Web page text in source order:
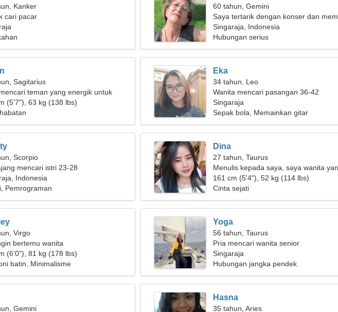
Kanker
cari pacar
60 tahun, Gemini
Saya tertarik dengan konser dan
Singaraja, Indonesia
Hubungan serius
Sagitarius
teman yang energik untuk
ski bersama
(5'7"), 63 kg (138 lbs)
Eka
34 tahun, Leo
Wanita mencari pasangan 36-42
Singaraja
Sepak bola, Memainkan gitar
Scorpio
mencari istri 23-28
Indonesia
Pemrograman
Dina
27 tahun, Taurus
Menulis kepada saya, saya wanita
sempurna
161 cm (5'4"), 52 kg (114 lbs)
Cinta sejati
Virgo
bertemu wanita
(6'0"), 81 kg (178 lbs)
batin, Minimalisme
Yoga
56 tahun, Taurus
Pria mencari wanita senior
Singaraja
Hubungan jangka pendek
Gemini
Hasna
35 tahun, Aries